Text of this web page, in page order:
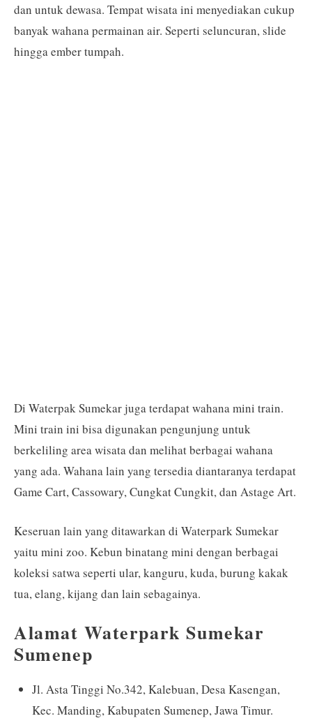
dan untuk dewasa. Tempat wisata ini menyediakan cukup
banyak wahana permainan air. Seperti seluncuran, slide
hingga ember tumpah.
Di Waterpak Sumekar juga terdapat wahana mini train.
Mini train ini bisa digunakan pengunjung untuk
berkeliling area wisata dan melihat berbagai wahana
yang ada. Wahana lain yang tersedia diantaranya terdapat
Game Cart, Cassowary, Cungkat Cungkit, dan Astage Art.
Keseruan lain yang ditawarkan di Waterpark Sumekar
yaitu mini zoo. Kebun binatang mini dengan berbagai
koleksi satwa seperti ular, kanguru, kuda, burung kakak
tua, elang, kijang dan lain sebagainya.
Alamat Waterpark Sumekar
Sumenep
Jl. Asta Tinggi No.342, Kalebuan, Desa Kasengan,
Kec. Manding, Kabupaten Sumenep, Jawa Timur.